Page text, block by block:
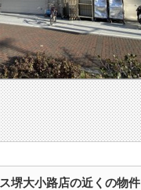
堺大小路店の近くの物件